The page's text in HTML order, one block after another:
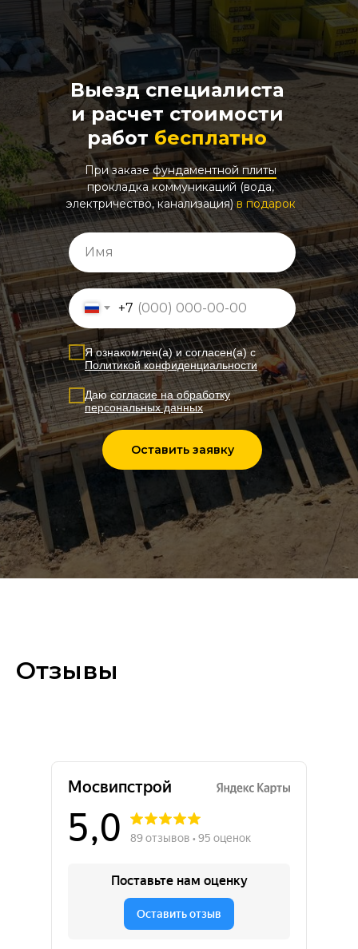
Выезд специалиста
и расчет стоимости
работ бесплатно
При заказефундаментной плиты
прокладка коммуникаций (вода,
электричество, канализация)в подарок
+7
Я ознакомлен(а) и согласен(а) с
Политикой конфиденциальности
Даюсогласие на обработку
персональных данных
Оставить заявку
Отзывы